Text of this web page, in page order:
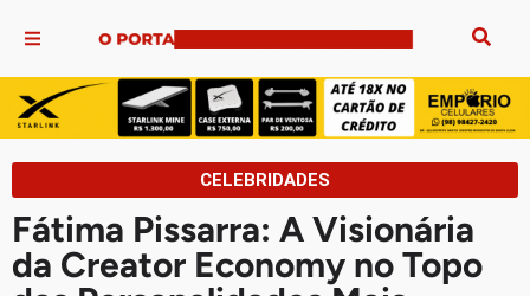
CELEBRIDADES
Fátima Pissarra: A Visionária
da Creator Economy no Topo